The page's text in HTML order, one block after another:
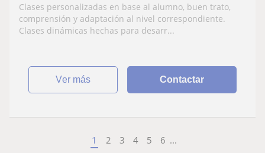
Clases personalizadas en base al alumno, buen trato,
comprensión y adaptación al nivel correspondiente.
Clases dinámicas hechas para desarr...
ver más Contactar
1 2 3 4 5 6 ...